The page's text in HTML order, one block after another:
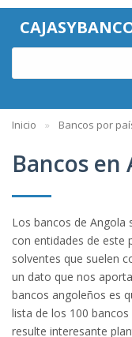
Inicio Bancos por
Bancos en
Los bancos de Angola
con entidades de este
solventes que suelen
un dato que nos
bancos angoleños es
lista de los 100
resulte interesante